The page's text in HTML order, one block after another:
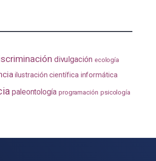
divulgación ecología
ilustración científica informática
paleontología programación psicología